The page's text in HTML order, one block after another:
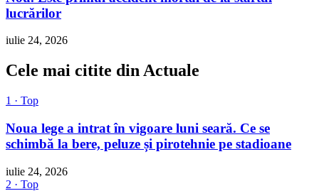
lucrărilor
iulie 24, 2026
Cele mai citite din Actuale
1 · Top
Noua lege a intrat în vigoare luni seară. Ce se
schimbă la bere, peluze și pirotehnie pe stadioane
iulie 24, 2026
2 · Top